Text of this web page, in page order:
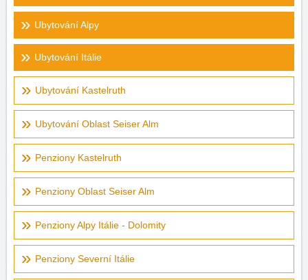
Ubytování Alpy
Ubytování Itálie
Ubytování Kastelruth
Ubytování Oblast Seiser Alm
Penziony Kastelruth
Penziony Oblast Seiser Alm
Penziony Alpy Itálie - Dolomity
Penziony Severní Itálie